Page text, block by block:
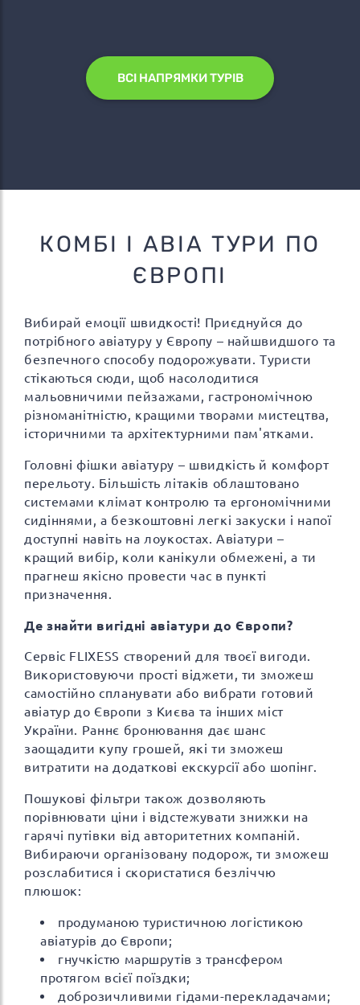
ВСІ НАПРЯМКИ ТУРІВ
КОМБІ І АВІА ТУРИ ПО
ЄВРОПІ
Вибирай емоції швидкості! Приєднуйся до
потрібного авіатуру у Європу – найшвидшого та
безпечного способу подорожувати. Туристи
стікаються сюди, щоб насолодитися
мальовничими пейзажами, гастрономічною
різноманітністю, кращими творами мистецтва,
історичними та архітектурними пам'ятками.
Головні фішки авіатуру – швидкість й комфорт
перельоту. Більшість літаків облаштовано
системами клімат контролю та ергономічними
сидіннями, а безкоштовні легкі закуски і напої
доступні навіть на лоукостах. Авіатури –
кращий вибір, коли канікули обмежені, а ти
прагнеш якісно провести час в пункті
призначення.
Де знайти вигідні авіатури до Європи?
Сервіс FLIXESS створений для твоєї вигоди.
Використовуючи прості віджети, ти зможеш
самостійно спланувати або вибрати готовий
авіатур до Європи з Києва та інших міст
України. Раннє бронювання дає шанс
заощадити купу грошей, які ти зможеш
витратити на додаткові екскурсії або шопінг.
Пошукові фільтри також дозволяють
порівнювати ціни і відстежувати знижки на
гарячі путівки від авторитетних компаній.
Вибираючи організовану подорож, ти зможеш
розслабитися і скористатися безліччю
плюшок:
продуманою туристичною логістикою
авіатурів до Європи;
гнучкістю маршрутів з трансфером
протягом всієї поїздки;
доброзичливими гідами-перекладачами;